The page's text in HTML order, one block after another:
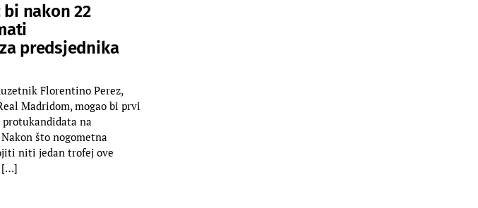
nakon 22
predsjednika
Florentino Perez,
Madridom, mogao bi prvi
na
što nogometna
niti jedan trofej ove
[…]